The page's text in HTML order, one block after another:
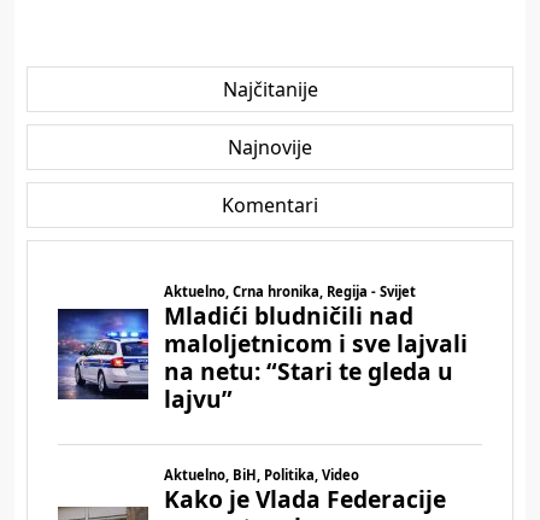
Najčitanije
Najnovije
Komentari